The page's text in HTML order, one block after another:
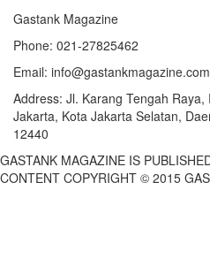
Gastank Magazine
Phone: 021-27825462
Email: info@gastankmagazine.com
Address: Jl. Karang Tengah Raya,
Jakarta, Kota Jakarta Selatan,
12440
GASTANK MAGAZINE IS
CONTENT COPYRIGHT © 2015